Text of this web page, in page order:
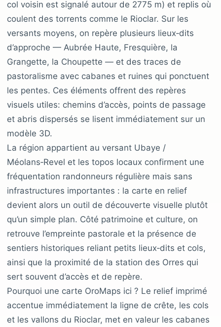
col voisin est signalé autour de 2775 m) et replis où
coulent des torrents comme le Rioclar. Sur les
versants moyens, on repère plusieurs lieux‑dits
d’approche — Aubrée Haute, Fresquière, la
Grangette, la Choupette — et des traces de
pastoralisme avec cabanes et ruines qui ponctuent
les pentes. Ces éléments offrent des repères
visuels utiles: chemins d’accès, points de passage
et abris dispersés se lisent immédiatement sur un
modèle 3D.
La région appartient au versant Ubaye /
Méolans‑Revel et les topos locaux confirment une
fréquentation randonneurs régulière mais sans
infrastructures importantes : la carte en relief
devient alors un outil de découverte visuelle plutôt
qu’un simple plan. Côté patrimoine et culture, on
retrouve l’empreinte pastorale et la présence de
sentiers historiques reliant petits lieux‑dits et cols,
ainsi que la proximité de la station des Orres qui
sert souvent d’accès et de repère.
Pourquoi une carte OroMaps ici ? Le relief imprimé
accentue immédiatement la ligne de crête, les cols
et les vallons du Rioclar, met en valeur les cabanes